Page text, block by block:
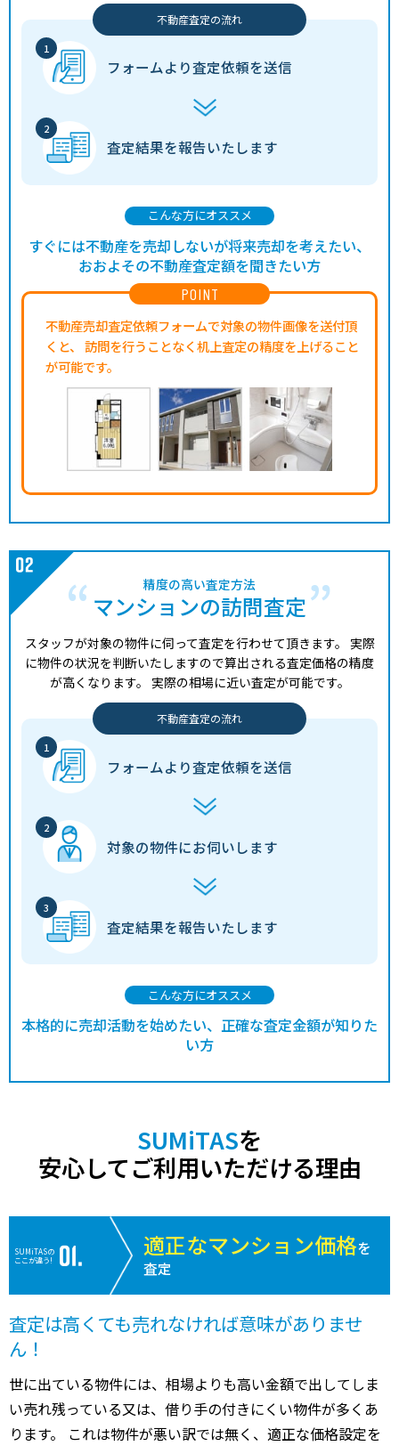
不動産査定の流れ
フォームより査定依頼を送信
査定結果を報告いたします
POINT
不動産売却査定依頼フォームで対象の物件画像を送付頂
くと、
訪問を行うことなく机上査定の精度を上げること
が可能です。
こんな方にオススメ
すぐには不動産を売却しないが将来売却を考えたい、
おおよその不動産査定額を聞きたい方
精度の高い査定方法
マンションの訪問査定
スタッフが対象の物件に伺って査定を行わせて頂きます。 実際
に物件の状況を判断いたしますので算出される査定価格の精度
が高くなります。 実際の相場に近い査定が可能です。
不動産査定の流れ
フォームより査定依頼を送信
対象の物件にお伺いします
査定結果を報告いたします
こんな方にオススメ
本格的に売却活動を始めたい、正確な査定金額が知りた
い方
SUMiTASを
安心してご利用いただける理由
SUMiTASの
ここが違う!
適正なマンション価格を
査定
査定は高くても売れなければ意味がありませ
ん！
世に出ている物件には、相場よりも高い金額で出してしま
い売れ残っている又は、借り手の付きにくい物件が多くあ
ります。 これは物件が悪い訳では無く、適正な価格設定を